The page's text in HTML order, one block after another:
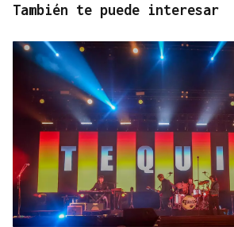
También te puede interesar